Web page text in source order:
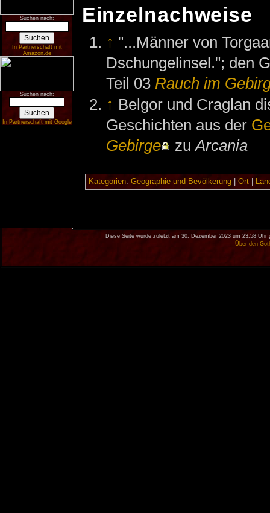
Suchen nach:
In Partnerschaft mit
Amazon.de
Suchen nach:
In Partnerschaft mit Google
Einzelnachweise
↑ "...Männer von
Dschungelinsel."; den
Teil 03 Rauch im
↑ Belgor und Craglan
Geschichten aus der
Gebirge
zuArcania
Kategorien: Geographie und Bevölkerung| Ort|
Diese Seite wurde zuletzt am 30. Dezember 2023 um 23:58 Uhr
Über den